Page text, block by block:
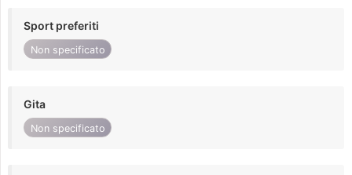
Sport preferiti
Non specificato
Gita
Non specificato